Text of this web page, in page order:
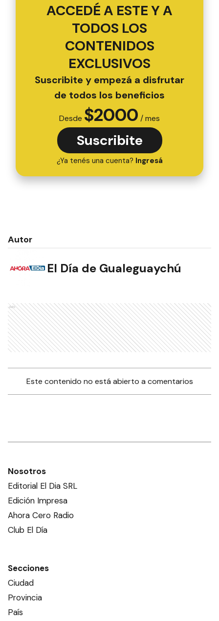
ACCEDÉ A ESTE Y A
TODOS LOS
CONTENIDOS
EXCLUSIVOS
Suscribite y empezá a disfrutar
de todos los beneficios
Desde $2000 / mes
Suscribite
¿Ya tenés una cuenta? Ingresá
Autor
El Día de Gualeguaychú
Ads
Este contenido no está abierto a comentarios
Nosotros
Editorial El Dia SRL
Edición Impresa
Ahora Cero Radio
Club El Día
Secciones
Ciudad
Provincia
País